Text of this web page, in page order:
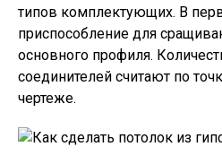
типов комплектующих. В
приспособление для
основного профиля.
соединителей считают по
чертеже.